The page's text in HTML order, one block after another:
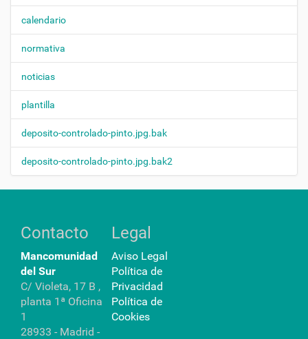
calendario
normativa
noticias
plantilla
deposito-controlado-pinto.jpg.bak
deposito-controlado-pinto.jpg.bak2
Contacto
Mancomunidad
del Sur
C/ Violeta, 17 B ,
planta 1ª Oficina
1
28933 - Madrid -
Legal
Aviso Legal
Política de
Privacidad
Política de
Cookies